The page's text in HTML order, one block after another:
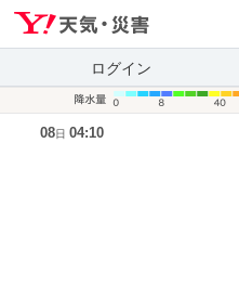
ログイン
08日 04:10